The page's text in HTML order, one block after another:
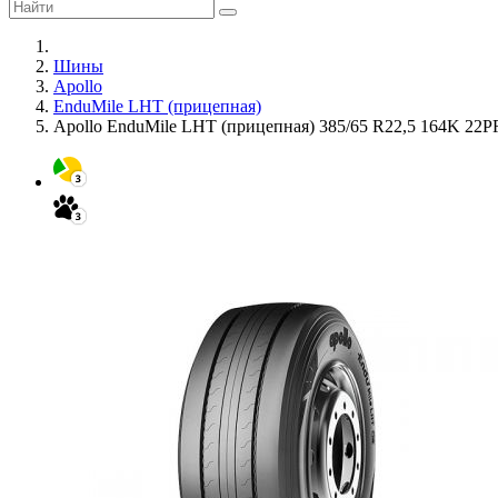
Шины
Apollo
EnduMile LHT (прицепная)
Apollo EnduMile LHT (прицепная) 385/65 R22,5 164K